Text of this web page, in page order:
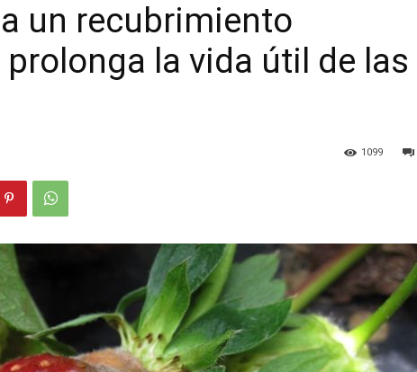
un recubrimiento
la vida útil de las
1099